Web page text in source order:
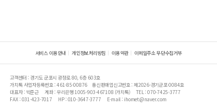
서비스 이용안내 개인정보처리방침 이용약관 이메일주소 무단수집거부
고객센터 : 경기도 군포시 광정로 80, 6층 603호
가치톡 사업자등록번호 : 461-85-00876
통신판매업신고번호 : 제2026-경기군포-0084호
대표자 : 박준근
계좌 : 우리은행 1005-903-467108 (가치톡)
TEL : 070-7425-3777
FAX : 031-423-7017
HP : 010-3647-3777 E-mail : ihomet@naver.com